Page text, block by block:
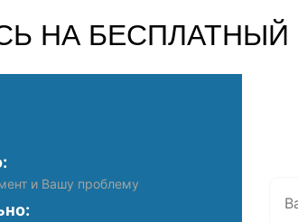
НА БЕСПЛАТНЫЙ
и Вашу проблему